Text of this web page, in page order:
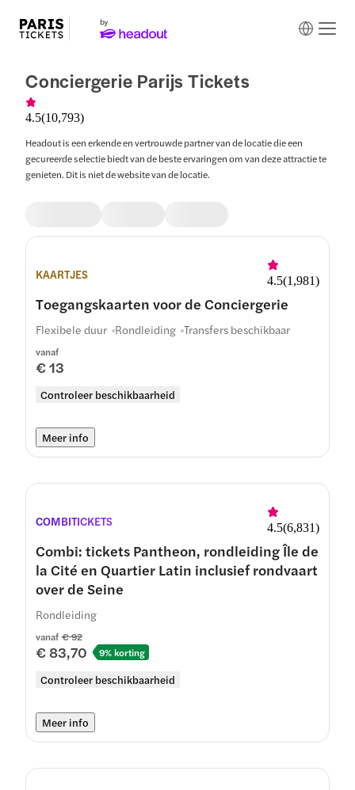
Conciergerie Parijs Tickets
4.5(10,793)
Headout is een erkende en vertrouwde partner van de locatie die een
gecureerde selectie biedt van de beste ervaringen om van deze attractie te
genieten. Dit is niet de website van de locatie.
KAARTJES 4.5(1,981)
Toegangskaarten voor de Conciergerie
vanaf
€ 13
Controleer beschikbaarheid
Flexibele duur Rondleiding Transfers beschikbaar
Meer info
COMBITICKETS 4.5(6,831)
Combi: tickets Pantheon, rondleiding Île de
la Cité en Quartier Latin inclusief rondvaart
over de Seine
vanaf € 92
€ 83,70 9% korting
Controleer beschikbaarheid
Rondleiding
Meer info